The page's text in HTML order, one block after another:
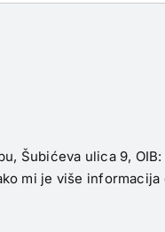
Šubićeva ulica 9,
mi je više